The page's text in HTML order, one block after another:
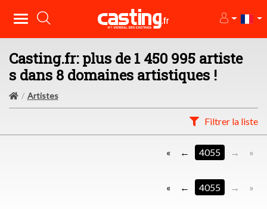
Casting.fr: plus de 1 450 995 artiste
s dans 8 domaines artistiques !
Artistes
Filtrer la liste
« 4055 »
« 4055 »